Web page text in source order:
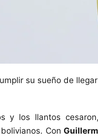
su sueño de
y los llantos
Con